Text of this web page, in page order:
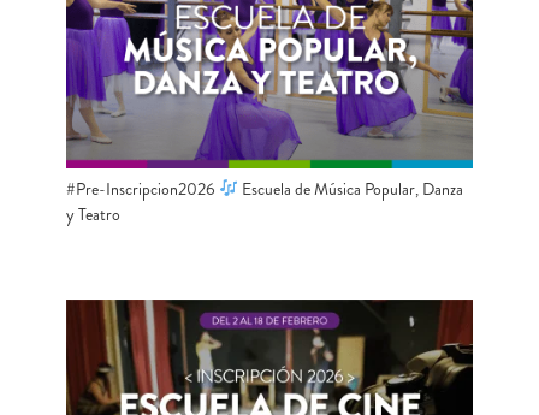
#Pre-Inscripcion2026
Escuela de Música Popular, Danza
y Teatro